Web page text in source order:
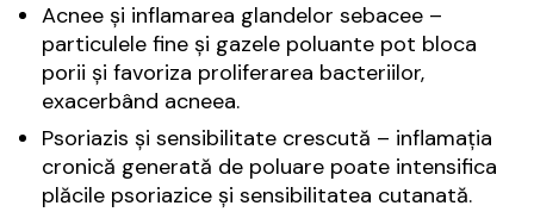
Acnee și inflamarea glandelor sebacee –
particulele fine și gazele poluante pot bloca
porii și favoriza proliferarea bacteriilor,
exacerbând acneea.
Psoriazis și sensibilitate crescută – inflamația
cronică generată de poluare poate intensifica
plăcile psoriazice și sensibilitatea cutanată.